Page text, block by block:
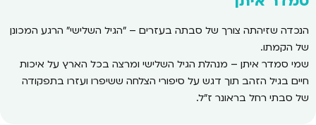
הנכדה שזיהתה צורך של סבתה בעזרים – "הגיל השלישי" הרגע המכונן
של הקמתו.
שמי סמדר איתן – מנהלת הגיל השלישי ומרצה בכל הארץ על איכות
חיים בגיל הזהב תוך דגש על סיפורי הצלחה ששיפרו ועזרו בתפקודה
של סבתי רחל בראונר ז"ל.